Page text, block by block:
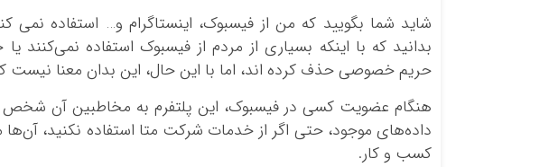
شاید شما بگویید که من از فیسبوک، اینستاگرام و… استفاده نمی‌
بدانید که با اینکه بسیاری از مردم از فیسبوک استفاده
حریم خصوصی حذف کرده اند، اما با این حال، این بدان معنا
هنگام عضویت کسی در فیسبوک، این پلتفرم به مخاطبین آن شخص
داده‌های موجود، حتی اگر از خدمات شرکت متا استفاده نکنید،
کسب و کار.